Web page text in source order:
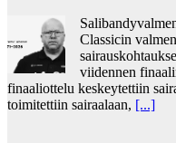
Classicin
viidennen
finaaliottelu keskeytettiin
toimitettiin sairaalaan, [...]